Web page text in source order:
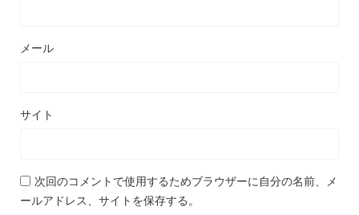
メール
サイト
次回のコメントで使用するためブラウザーに自分の名前、メ
ールアドレス、サイトを保存する。